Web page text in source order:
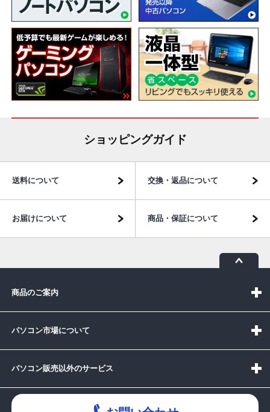
ショッピングガイド
送料について 交換・返品について
お届けについて 商品・保証について
商品のご案内
パソコン市場について
パソコン販売以外のサービス